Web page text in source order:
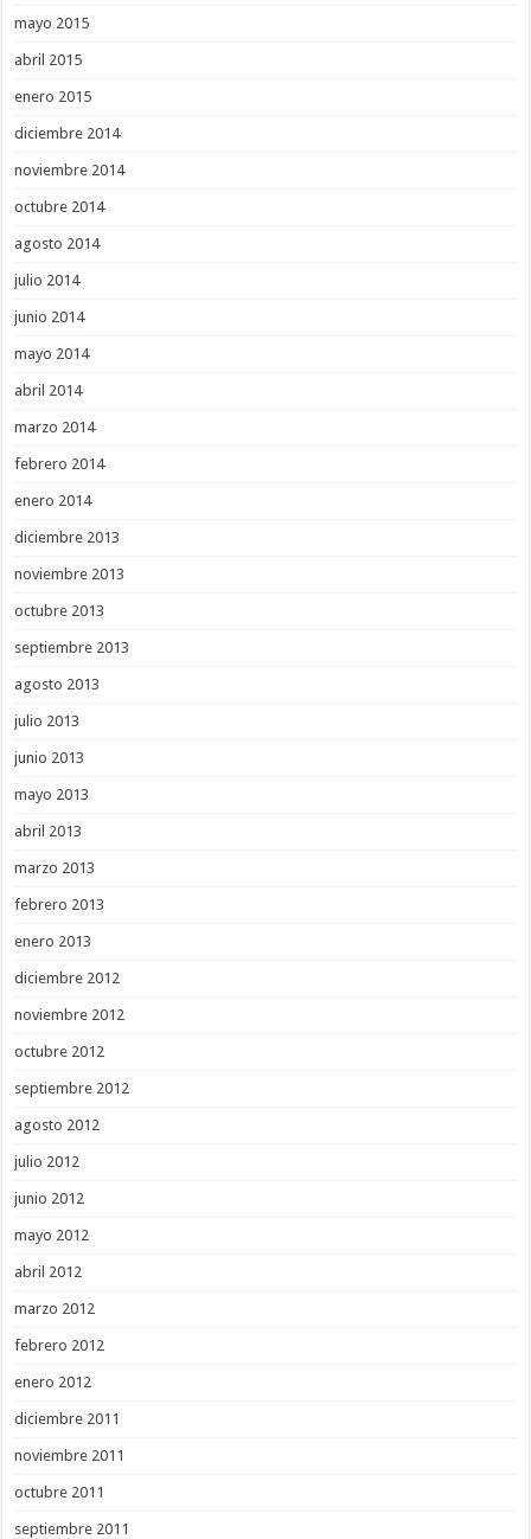
mayo 2015
abril 2015
enero 2015
diciembre 2014
noviembre 2014
octubre 2014
agosto 2014
julio 2014
junio 2014
mayo 2014
abril 2014
marzo 2014
febrero 2014
enero 2014
diciembre 2013
noviembre 2013
octubre 2013
septiembre 2013
agosto 2013
julio 2013
junio 2013
mayo 2013
abril 2013
marzo 2013
febrero 2013
enero 2013
diciembre 2012
noviembre 2012
octubre 2012
septiembre 2012
agosto 2012
julio 2012
junio 2012
mayo 2012
abril 2012
marzo 2012
febrero 2012
enero 2012
diciembre 2011
noviembre 2011
octubre 2011
septiembre 2011